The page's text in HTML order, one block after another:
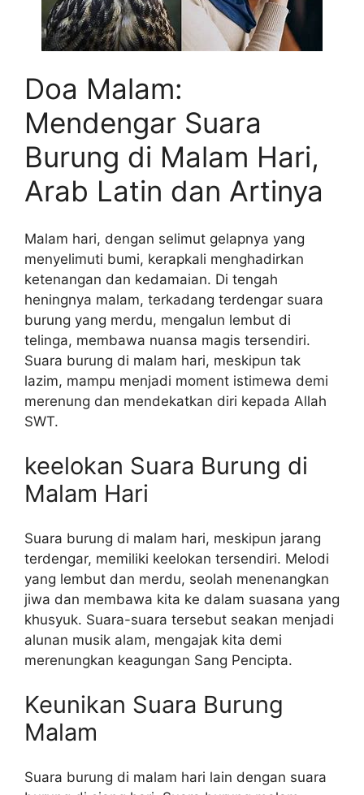
Doa Malam:
Mendengar Suara
Burung di Malam Hari,
Arab Latin dan Artinya
Malam hari, dengan selimut gelapnya yang
menyelimuti bumi, kerapkali menghadirkan
ketenangan dan kedamaian. Di tengah
heningnya malam, terkadang terdengar suara
burung yang merdu, mengalun lembut di
telinga, membawa nuansa magis tersendiri.
Suara burung di malam hari, meskipun tak
lazim, mampu menjadi moment istimewa demi
merenung dan mendekatkan diri kepada Allah
SWT.
keelokan Suara Burung di
Malam Hari
Suara burung di malam hari, meskipun jarang
terdengar, memiliki keelokan tersendiri. Melodi
yang lembut dan merdu, seolah menenangkan
jiwa dan membawa kita ke dalam suasana yang
khusyuk. Suara-suara tersebut seakan menjadi
alunan musik alam, mengajak kita demi
merenungkan keagungan Sang Pencipta.
Keunikan Suara Burung
Malam
Suara burung di malam hari lain dengan suara